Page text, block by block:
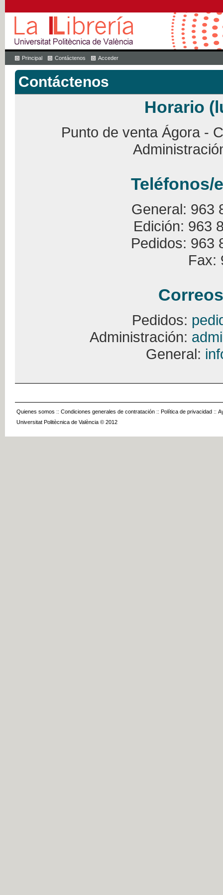
Principal Contáctenos Acceder
Contáctenos
Horario
Punto de venta Ágora -
Teléfonos/
General: 963
Edición: 963
Pedidos: 963
Fax:
Pedidos:
Administración:
General:
Quienes somos :: Condiciones generales de contratación :: Política de privacidad ::
Universitat Politècnica de València © 2012